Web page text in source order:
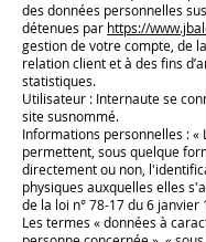
des données personnelles
détenues par https://
gestion de votre compte, de
relation client et à des fins
statistiques.
Utilisateur : Internaute se
site susnommé.
Informations personnelles : «
permettent, sous quelque
directement ou non,
physiques auxquelles elles
de la loi n° 78-17 du 6 janvier
Les termes « données à